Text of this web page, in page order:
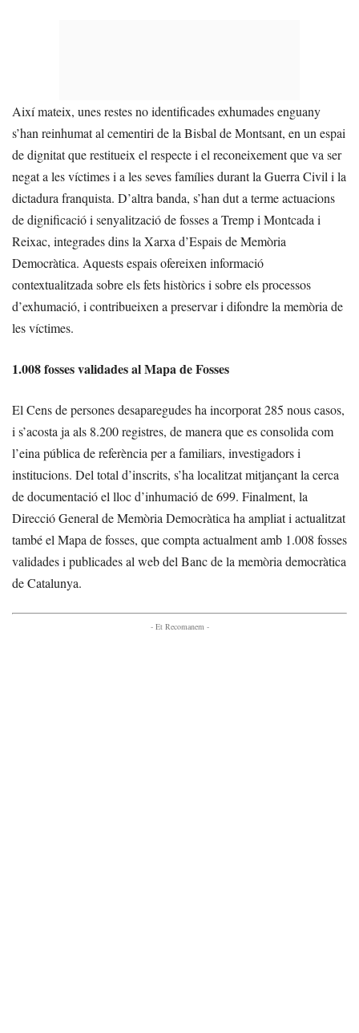
Així mateix, unes restes no identificades exhumades enguany
s’han reinhumat al cementiri de la Bisbal de Montsant, en un espai
de dignitat que restitueix el respecte i el reconeixement que va ser
negat a les víctimes i a les seves famílies durant la Guerra Civil i la
dictadura franquista. D’altra banda, s’han dut a terme actuacions
de dignificació i senyalització de fosses a Tremp i Montcada i
Reixac, integrades dins la Xarxa d’Espais de Memòria
Democràtica. Aquests espais ofereixen informació
contextualitzada sobre els fets històrics i sobre els processos
d’exhumació, i contribueixen a preservar i difondre la memòria de
les víctimes.
1.008 fosses validades al Mapa de Fosses
El Cens de persones desaparegudes ha incorporat 285 nous casos,
i s’acosta ja als 8.200 registres, de manera que es consolida com
l’eina pública de referència per a familiars, investigadors i
institucions. Del total d’inscrits, s’ha localitzat mitjançant la cerca
de documentació el lloc d’inhumació de 699. Finalment, la
Direcció General de Memòria Democràtica ha ampliat i actualitzat
també el Mapa de fosses, que compta actualment amb 1.008 fosses
validades i publicades al web del Banc de la memòria democràtica
de Catalunya.
- Et Recomanem -